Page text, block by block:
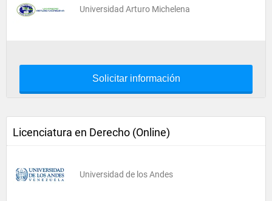
Universidad Arturo Michelena
Solicitar información
Licenciatura en Derecho (Online)
Universidad de los Andes